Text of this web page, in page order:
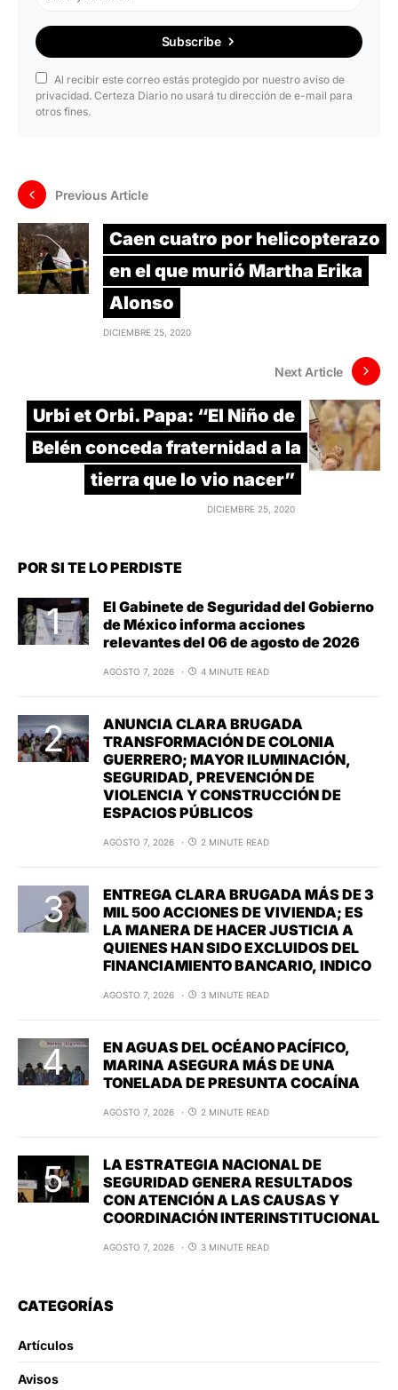
Subscribe
Al recibir este correo estás protegido por nuestro aviso de
privacidad. Certeza Diario no usará tu dirección de e-mail para
otros fines.
Previous Article
Caen cuatro por helicopterazo
en el que murió Martha Erika
Alonso
DICIEMBRE 25, 2020
Next Article
Urbi et Orbi. Papa: “El Niño de
Belén conceda fraternidad a la
tierra que lo vio nacer”
DICIEMBRE 25, 2020
POR SI TE LO PERDISTE
El Gabinete de Seguridad del Gobierno
de México informa acciones
relevantes del 06 de agosto de 2026
AGOSTO 7, 2026 4 MINUTE READ
ANUNCIA CLARA BRUGADA
TRANSFORMACIÓN DE COLONIA
GUERRERO; MAYOR ILUMINACIÓN,
SEGURIDAD, PREVENCIÓN DE
VIOLENCIA Y CONSTRUCCIÓN DE
ESPACIOS PÚBLICOS
AGOSTO 7, 2026 2 MINUTE READ
ENTREGA CLARA BRUGADA MÁS DE 3
MIL 500 ACCIONES DE VIVIENDA; ES
LA MANERA DE HACER JUSTICIA A
QUIENES HAN SIDO EXCLUIDOS DEL
FINANCIAMIENTO BANCARIO, INDICO
AGOSTO 7, 2026 3 MINUTE READ
EN AGUAS DEL OCÉANO PACÍFICO,
MARINA ASEGURA MÁS DE UNA
TONELADA DE PRESUNTA COCAÍNA
AGOSTO 7, 2026 2 MINUTE READ
LA ESTRATEGIA NACIONAL DE
SEGURIDAD GENERA RESULTADOS
CON ATENCIÓN A LAS CAUSAS Y
COORDINACIÓN INTERINSTITUCIONAL
AGOSTO 7, 2026 3 MINUTE READ
CATEGORÍAS
Artículos
Avisos